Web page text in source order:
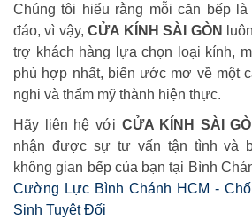
Chúng tôi hiểu rằng mỗi căn bếp
đáo, vì vậy,CỬA KÍNH SÀI GÒN
trợ khách hàng lựa chọn loại kính,
phù hợp nhất, biến ước mơ về một
nghi và thẩm mỹ thành hiện thực.
Hãy liên hệ với CỬA KÍNH SÀI
nhận được sự tư vấn tận tình và
không gian bếp của bạn tại Bình
Cường Lực Bình Chánh HCM -
Sinh Tuyệt Đối